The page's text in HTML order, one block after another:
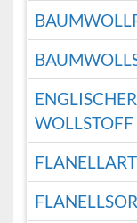
WOLLSTOFF
FLANELLART